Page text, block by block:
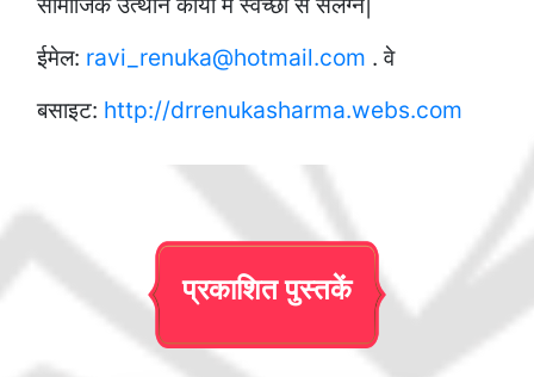
ईमेल: ravi_renuka@hotmail.com . वे
बसाइट: http://drrenukasharma.webs.com
प्रकाशित पुस्तकें